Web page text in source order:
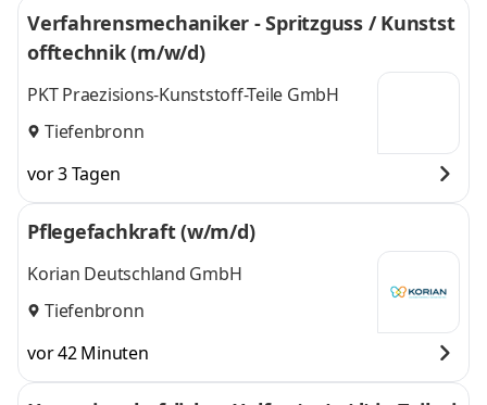
Verfahrensmechaniker - Spritzguss / Kunstst
offtechnik (m/w/d)
PKT Praezisions-Kunststoff-Teile GmbH
Tiefenbronn
vor 3 Tagen
Pflegefachkraft (w/m/d)
Korian Deutschland GmbH
Tiefenbronn
vor 42 Minuten